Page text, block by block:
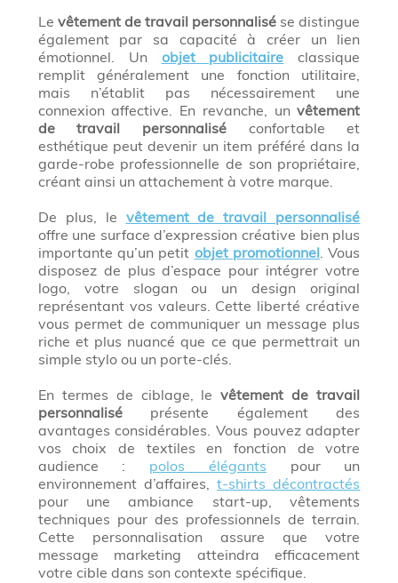
Le vêtement de travail personnalisé se distingue
également par sa capacité à créer un lien
émotionnel. Un objet publicitaire classique
remplit généralement une fonction utilitaire,
mais n’établit pas nécessairement une
connexion affective. En revanche, unvêtement
de travail personnalisé confortable et
esthétique peut devenir un item préféré dans la
garde-robe professionnelle de son propriétaire,
créant ainsi un attachement à votre marque.
De plus, le vêtement de travail personnalisé
offre une surface d’expression créative bien plus
importante qu’un petit objet promotionnel. Vous
disposez de plus d’espace pour intégrer votre
logo, votre slogan ou un design original
représentant vos valeurs. Cette liberté créative
vous permet de communiquer un message plus
riche et plus nuancé que ce que permettrait un
simple stylo ou un porte-clés.
En termes de ciblage, levêtement de travail
personnaliséprésente également des
avantages considérables. Vous pouvez adapter
vos choix de textiles en fonction de votre
audience : polos élégants pour un
environnement d’affaires,t-shirts décontractés
pour une ambiance start-up, vêtements
techniques pour des professionnels de terrain.
Cette personnalisation assure que votre
message marketing atteindra efficacement
votre cible dans son contexte spécifique.